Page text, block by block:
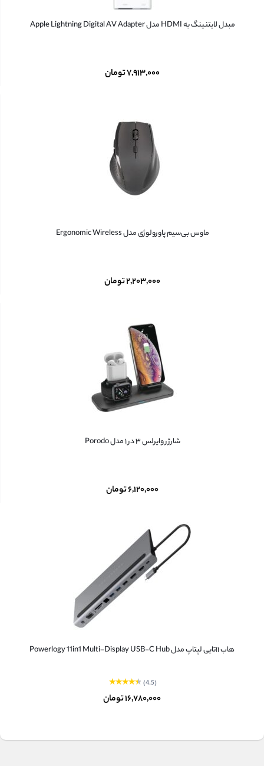
مبدل لایتنینگ به HDMI مدل Apple Lightning Digital AV Adapter
۷,۹۱۳,۰۰۰تومان
ماوس بی‌سیم پاورولوژی مدل Ergonomic Wireless
۲,۲۰۳,۰۰۰تومان
شارژر وایرلس ۳ در ۱ مدل Porodo
۶,۱۲۰,۰۰۰تومان
هاب ۱۱تایی لپتاپ مدل Powerlogy 11in1 Multi-Display USB-C Hub
(4.5)
۱۶,۷۸۰,۰۰۰تومان